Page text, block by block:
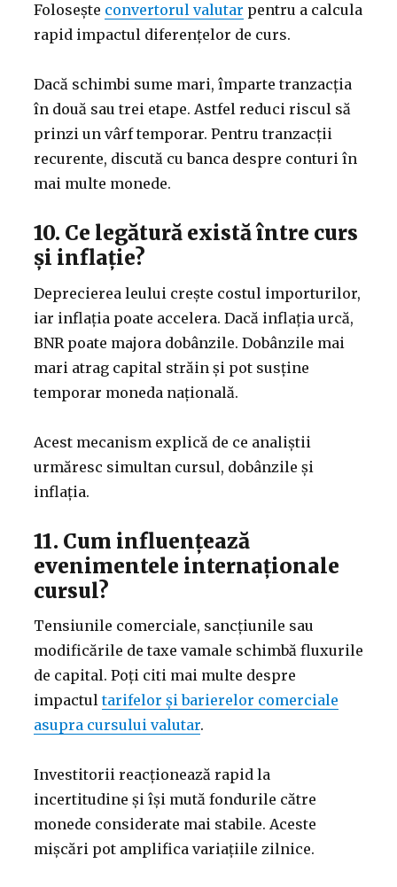
Folosește convertorul valutar pentru a calcula
rapid impactul diferențelor de curs.
Dacă schimbi sume mari, împarte tranzacția
în două sau trei etape. Astfel reduci riscul să
prinzi un vârf temporar. Pentru tranzacții
recurente, discută cu banca despre conturi în
mai multe monede.
10. Ce legătură există între curs
și inflație?
Deprecierea leului crește costul importurilor,
iar inflația poate accelera. Dacă inflația urcă,
BNR poate majora dobânzile. Dobânzile mai
mari atrag capital străin și pot susține
temporar moneda națională.
Acest mecanism explică de ce analiștii
urmăresc simultan cursul, dobânzile și
inflația.
11. Cum influențează
evenimentele internaționale
cursul?
Tensiunile comerciale, sancțiunile sau
modificările de taxe vamale schimbă fluxurile
de capital. Poți citi mai multe despre
impactultarifelor și barierelor comerciale
asupra cursului valutar.
Investitorii reacționează rapid la
incertitudine și își mută fondurile către
monede considerate mai stabile. Aceste
mișcări pot amplifica variațiile zilnice.